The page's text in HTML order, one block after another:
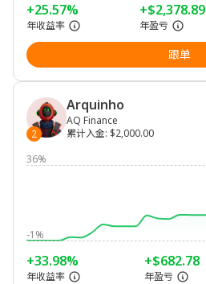
+25.57%
年收益率
+$2,378.89
年盈亏
跟单
2
Arquinho
AQ Finance
累计入金: $2,000.00
36%
-1%
+33.98%
年收益率
+$682.78
年盈亏